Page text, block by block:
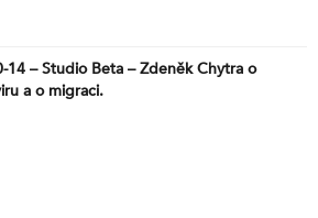
14 – Studio Beta – Zdeněk Chytra o
a o migraci.